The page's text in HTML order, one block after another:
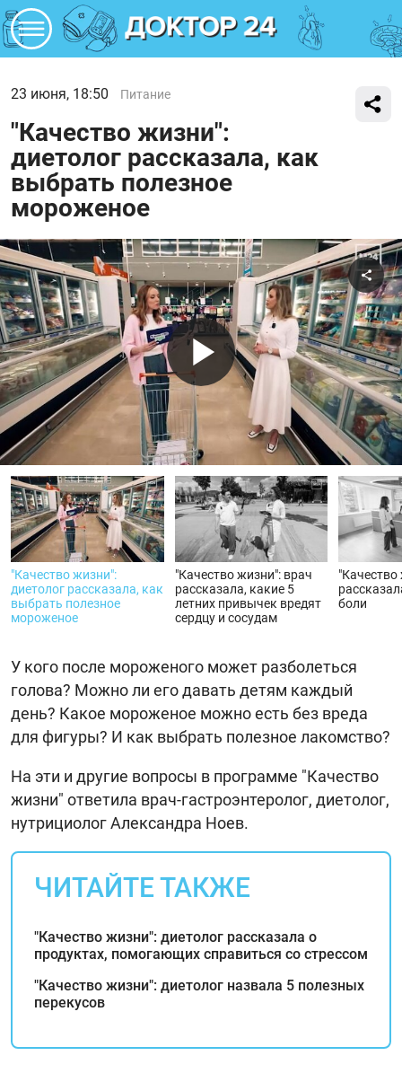
23 июня, 18:50 Питание
"Качество жизни":
диетолог рассказала, как
выбрать полезное
мороженое
видео
"Качество жизни":
диетолог рассказала, как
выбрать полезное
мороженое
"Качество жизни": врач
рассказала, какие 5
летних привычек вредят
сердцу и сосудам
боли
У кого после мороженого может разболеться
голова? Можно ли его давать детям каждый
день? Какое мороженое можно есть без вреда
для фигуры? И как выбрать полезное лакомство?
На эти и другие вопросы в программе "Качество
жизни" ответила врач-гастроэнтеролог, диетолог,
нутрициолог Александра Ноев.
ЧИТАЙТЕ ТАКЖЕ
"Качество жизни": диетолог рассказала о
продуктах, помогающих справиться со стрессом
"Качество жизни": диетолог назвала 5 полезных
перекусов